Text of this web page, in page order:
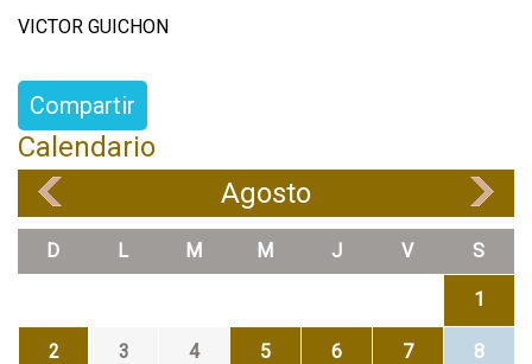
VICTOR GUICHON
Compartir
Calendario
Agosto
D L M M J V S
1
2 3 4 5 6 7 8